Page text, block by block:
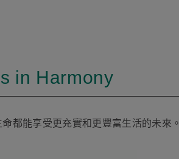
in Harmony
都能享受更充實和更豐富生活的未來。